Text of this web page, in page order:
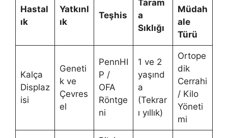
Hastal
ık
Yatkınl
ık
Teşhis
Taram
a
Sıklığı
Müdah
ale
Türü
Kalça
Displaz
isi
Geneti
k ve
Çevres
el
PennHI
P /
OFA
Röntge
ni
1 ve 2
yaşınd
a
(Tekrar
ı yıllık)
Ortope
dik
Cerrahi
/ Kilo
Yöneti
mi